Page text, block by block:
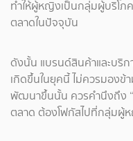
ทำให้ผู้หญิงเป็นกลุ่มผู้บริโ
ตลาดในปัจจุบัน
ดังนั้น แบรนด์สินค้าและบริก
เกิดขึ้นในยุคนี้ ไม่ควรมอง
พัฒนาขึ้นนั้น ควรคำนึงถึง
ตลาด ต้องโฟกัสไปที่กลุ่มผู้ห